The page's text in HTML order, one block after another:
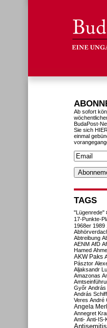
Ab sofort
BudaPost-
Sie sich
einmal
TAGS
"Lügenrede"
17-Punkte-
1968er 1989
Abtreibung
AENM AfD
Hamed
AKW Paks
Pásztor
Aljaksandr
Amazonas
Győr
András
Veres André
Angela
Annegret
Anti- Anti-IS-